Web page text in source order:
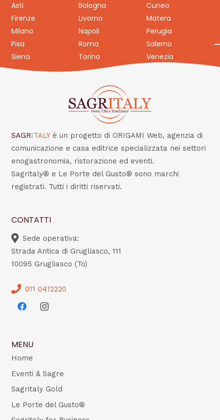
Asti Bologna
Cuneo
Firenze
Livorno
Matera
Milano
Napoli
Perugia
Pisa
Roma
Salerno
Siena
Torino Venezia
SAGRITALY è un progetto di ORIGAMI Web, agenzia di
comunicazione e casa editrice specializzata nei settori
enogastronomia, ristorazione ed eventi.
Sagritaly® e Le Porte del Gusto® sono marchi
registrati. Tutti i diritti riservati.
CONTATTI
Sede operativa:
Strada Antica di Grugliasco, 111
10095 Grugliasco (To)
011 0412220
MENU
Home
Eventi & Sagre
Sagritaly Gold
Le Porte del Gusto®